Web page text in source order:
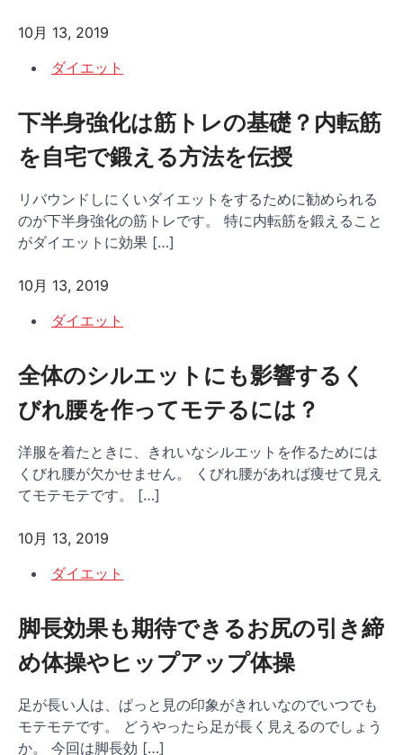
10月 13, 2019
ダイエット
下半身強化は筋トレの基礎？内転筋
を自宅で鍛える方法を伝授
リバウンドしにくいダイエットをするために勧められる
のが下半身強化の筋トレです。 特に内転筋を鍛えること
がダイエットに効果 […]
10月 13, 2019
ダイエット
全体のシルエットにも影響するく
びれ腰を作ってモテるには？
洋服を着たときに、きれいなシルエットを作るためには
くびれ腰が欠かせません。 くびれ腰があれば痩せて見え
てモテモテです。 […]
10月 13, 2019
ダイエット
脚長効果も期待できるお尻の引き締
め体操やヒップアップ体操
足が長い人は、ぱっと見の印象がきれいなのでいつでも
モテモテです。 どうやったら足が長く見えるのでしょう
か。 今回は脚長効 […]